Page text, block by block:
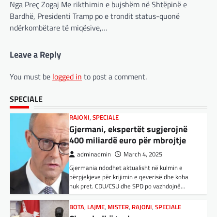
Nga Preç Zogaj Me rikthimin e bujshëm në Shtëpinë e
Bardhë, Presidenti Tramp po e trondit status-quonë
ndërkombëtare të miqësive,…
Leave a Reply
You must be logged in to post a comment.
SPECIALE
Gjermani, ekspertët sugjerojnë
400 miliardë euro për mbrojtje
adminadmin
ndërprerjes së ndihmës
ushtarake për Ukrainën nga
Trump
adminadmin March 4, 2025
Pas takimit të liderëve evropianë në Londër,
francezët dhe britanikët kanë hartuar një
plan paqeje për luftën në Ukrainë, të…
MË TË FUNDIT,MISTER,RAJONI,SPECIALE
inteligjencës artificiale (AI). Përparimi i
aplikacionit kinez…
kanë shkundur Europën
Nga Preç Zogaj Me rikthimin e bujshëm në
Shtëpinë e Bardhë, Presidenti Tramp po e
trondit status-quonë ndërkombëtare të
miqësive,…
FUN,KULTURË, LAJME,MISTER,OPINIONE
SPECIALE
Kuvendi i Lezhës dhe konteksti
aktual gjeopolitik i shqiptarëve